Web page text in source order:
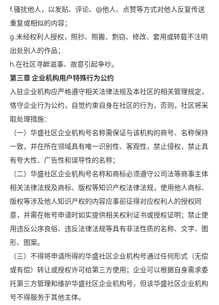
f.骚扰他人，以发贴、评论、@他人、点赞等方式对他人反复传送
重复或相似的内容；
g.未经权利人授权，照抄、照搬、剽窃、修改、套用或转载不注明
出处别人的作品；
h.在社区寻衅滋事、故意引起争吵。
第三章 企业机构用户特殊行为公约
入驻企业机构应严格遵守相关法律法规及本社区的相关管理规定，
恪守企业行为公约，自觉约束自身在社区的行为，否则，社区将采
取处理措施：
（一）华盛社区企业机构号名称需保证与该机构的商号、名称保持
一致，并在所在领域具有唯一识别性、客观性，禁止侵权，禁止具
有夸大性、广告性和误导性的名称；
（二）华盛社区企业机构号名称和商标必须遵守公司法等商事主体
相关法律法规及商标、版权等知识产权法律法规，使用他人商标、
版权等涉及他人知识产权的内容应事前征得对应权利人的授权同
意，并需在帐号申请时如实提供相关权利证书或授权证明；禁止使
用违反公序良俗、违反法律法规等具有非法性质的名称、文字、图
形、图案。
（三）不得将申请所得的华盛社区企业机构号通过任何形式（无偿
或有偿）转让或授权许可给第三方使用；企业可以根据自身需求委
托第三方管理和维护华盛社区企业机构号，但该华盛社区企业机构
号不得服务于其他主体。